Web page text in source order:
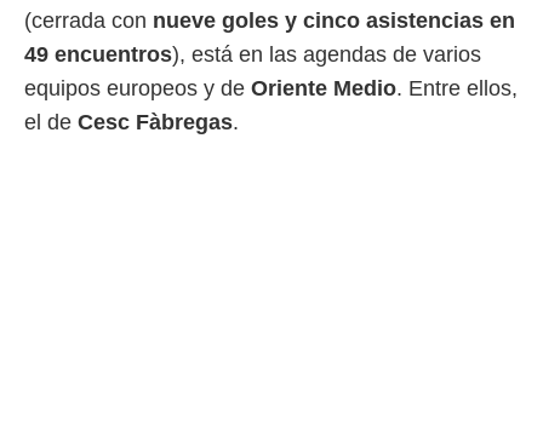
te
que
(cerrada con nueve goles y cinco asistencias en
49 encuentros), está en las agendas de varios
equipos europeos y de Oriente Medio. Entre ellos,
el de Cesc Fàbregas.